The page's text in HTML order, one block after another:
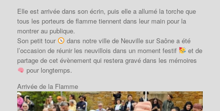
Elle est arrivée dans son écrin, puis elle a allumé la torche que
tous les porteurs de flamme tiennent dans leur main pour la
montrer au publique.
Son petit tour
dans notre ville de Neuville sur Saône a été
l’occasion de réunir les neuvillois dans un moment festif
et de
partage de cet évènement qui restera gravé dans les mémoires
pour longtemps.
Arrivée de la Flamme